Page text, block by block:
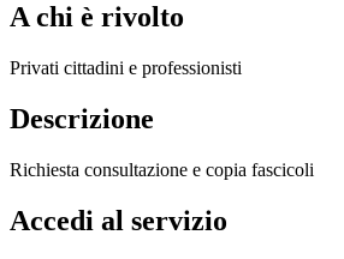
A chi è rivolto
Privati cittadini e professionisti
Descrizione
Richiesta consultazione e copia fascicoli
Accedi al servizio